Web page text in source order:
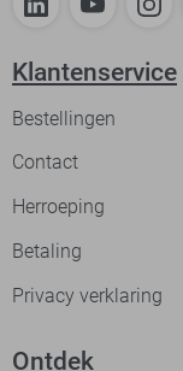
Klantenservice
Bestellingen
Contact
Herroeping
Betaling
Privacy verklaring
Ontdek